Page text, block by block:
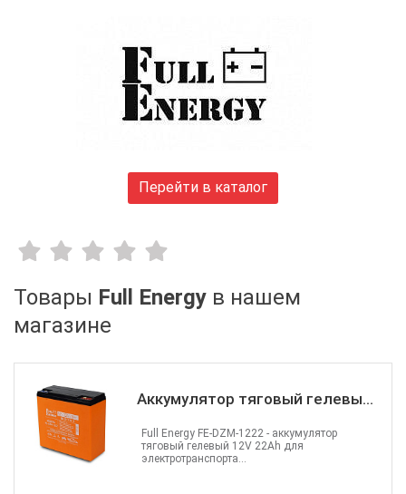
Aruba
Jirous
Cisco
MULTITEST
CSV
Ripley
Ritar
Перейти в каталог
Товары Full Energy в нашем
магазине
Аккумулятор тяговый гелевы...
Full Energy FE-DZM-1222 - аккумулятор
тяговый гелевый 12V 22Ah для
электротранспорта...